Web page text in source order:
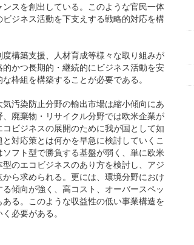
スを創出している。このような官民一体
ジネス活動を下支えする戦略的対応を構
構築支援、人材育成等様々な取り組みが
かつ長期的・継続的にビジネス活動を安
枠組を構築することが必要である。
汚染防止分野の輸出市場は縮小傾向にあ
廃棄物・リサイクル分野では欧米企業が
ビジネスの展開のために我が国として如
対応策とは何かを早急に検討していくこ
フト型で勝負する基盤が弱く、単に欧米
のエコビジネスのあり方を検討し、アジ
ら求められる。更には、環境分野におけ
傾向が強く、高コスト、オーバースペッ
る。このような収益性の低い事業構造を
必要がある。